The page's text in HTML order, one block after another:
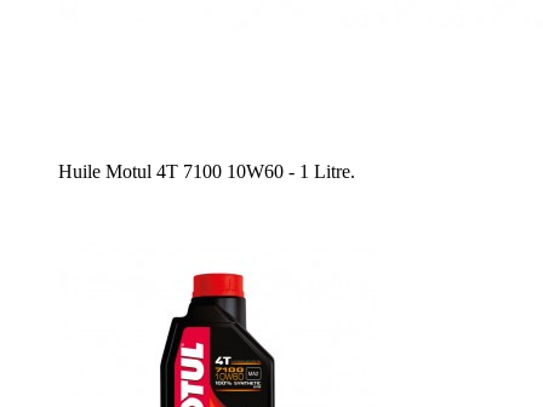
Huile Motul 4T 7100 10W60 - 1 Litre.